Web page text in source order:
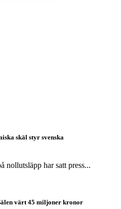
skäl styr svenska
nollutsläpp har satt press...
värt 45 miljoner kronor